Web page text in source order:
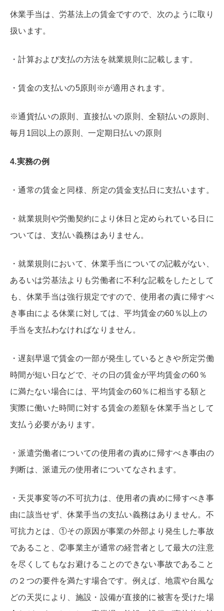
休業手当は、労基法上の賃金ですので、次のように取り
扱います。
・計算および支払の方法を就業規則に記載します。
・賃金の支払いの5原則※が適用されます。
※通貨払いの原則、直接払いの原則、全額払いの原則、
毎月1回以上の原則、一定期日払いの原則
4.実務の例
・通常の賃金と同様、所定の賃金支払日に支払います。
・就業規則や労働契約により休日と定められている日に
ついては、支払い義務はありません。
・就業規則において、休業手当についての記載がない、
あるいは労基法よりも労働者に不利な記載をしたとして
も、休業手当は強行規定ですので、使用者の責に帰すべ
き事由による休業に対しては、平均賃金の60％以上の
手当を支払わなければなりません。
・遅刻早退で賃金の一部が発生しているときや所定労働
時間が短い日などで、その日の賃金が平均賃金の60％
に満たない場合には、平均賃金の60％に相当する額と
実際に働いた時間に対する賃金の差額を休業手当として
支払う必要があります。
・派遣労働者についての使用者の責めに帰すべき事由の
判断は、派遣元の使用者についてなされます。
・天災事変等の不可抗力は、使用者の責めに帰すべき事
由に該当せず、休業手当の支払い義務はありません。不
可抗力とは、①その原因が事業の外部より発生した事故
であること、②事業主が通常の経営者として最大の注意
を尽くしてもなお避けることのできない事故であること
の２つの要件を満たす場合です。例えば、地震や台風な
どの天災により、施設・設備が直接的に被害を受けた場